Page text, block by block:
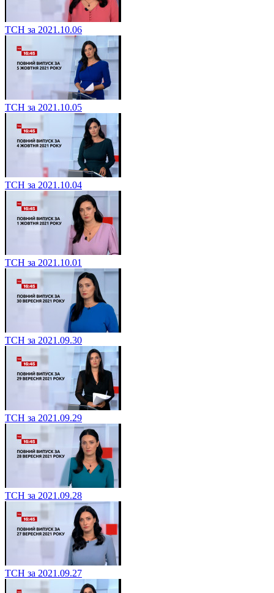
ТСН за 2021.10.06
ТСН за 2021.10.05
ТСН за 2021.10.04
ТСН за 2021.10.01
ТСН за 2021.09.30
ТСН за 2021.09.29
ТСН за 2021.09.28
ТСН за 2021.09.27